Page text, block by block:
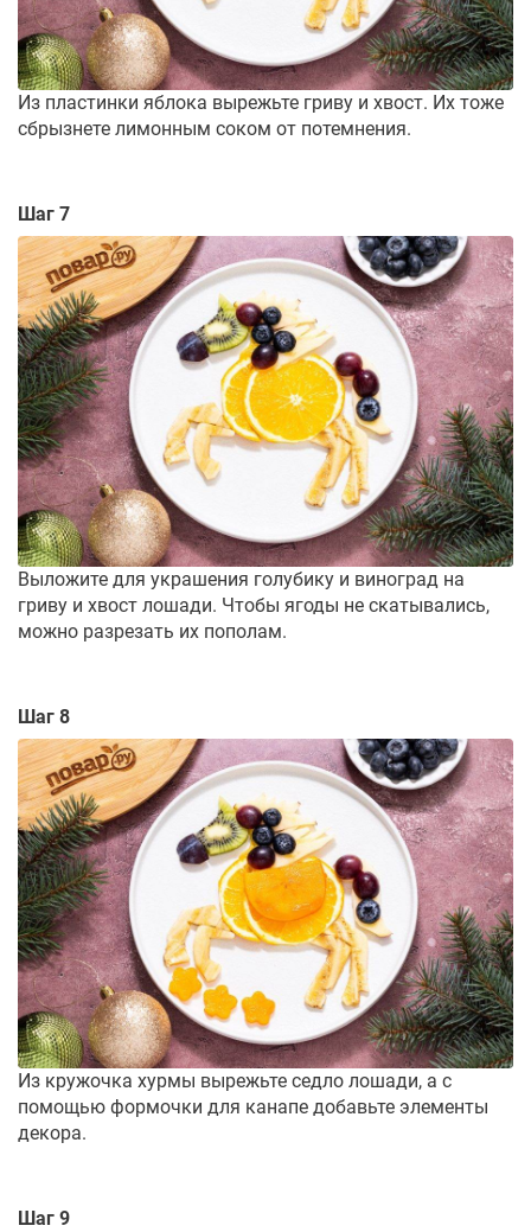
Из пластинки яблока вырежьте гриву и хвост. Их тоже
сбрызнете лимонным соком от потемнения.
Шаг 7
Выложите для украшения голубику и виноград на
гриву и хвост лошади. Чтобы ягоды не скатывались,
можно разрезать их пополам.
Шаг 8
Из кружочка хурмы вырежьте седло лошади, а с
помощью формочки для канапе добавьте элементы
декора.
Шаг 9